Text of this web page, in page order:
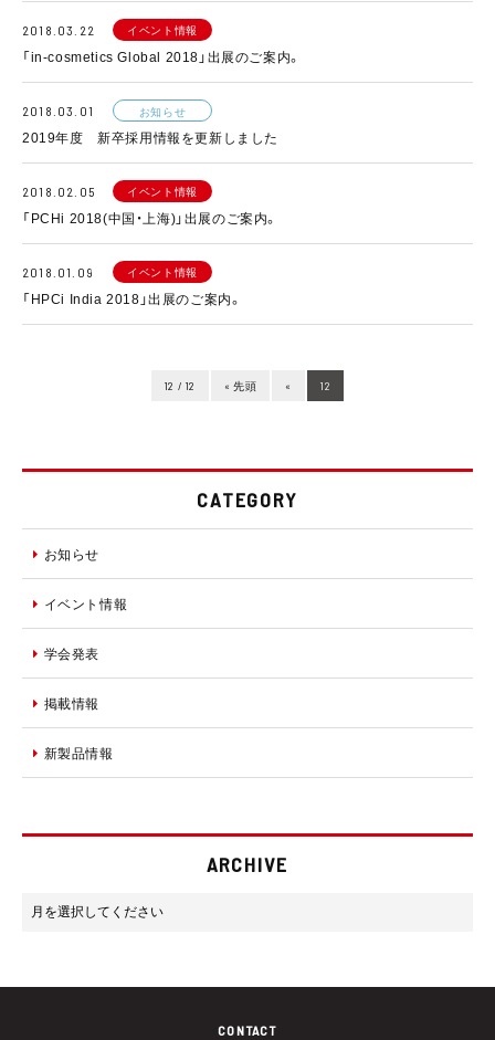
2018.03.22 イベント情報
「in-cosmetics Global 2018」出展のご案内。
2018.03.01 お知らせ
2019年度 新卒採用情報を更新しました
2018.02.05 イベント情報
「PCHi 2018(中国・上海)」出展のご案内。
2018.01.09 イベント情報
「HPCi India 2018」出展のご案内。
12 / 12 « 先頭 « 12
CATEGORY
お知らせ
イベント情報
学会発表
掲載情報
新製品情報
ARCHIVE
CONTACT